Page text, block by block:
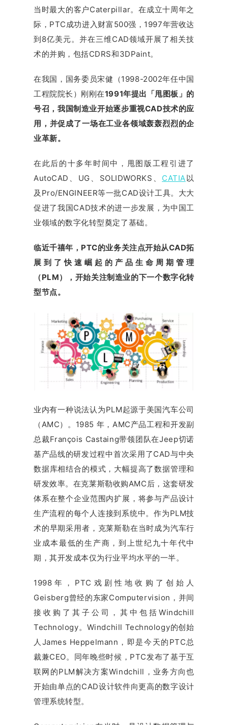
当时最大的客户Caterpillar。在成立十周年之
际，PTC成功进入财富500强，1997年营收达
到8亿美元。并在三维CAD领域开展了相关技
术的并购，包括CDRS和3DPaint。
在我国，国务委员宋健（1998-2002年任中国
工程院院长）刚刚在1991年提出「甩图板」的
号召，我国制造业开始逐步重视CAD技术的应
用，并促成了一场在工业各领域轰轰烈烈的企
业革新。
在此后的十多年时间中，甩图版工程引进了
AutoCAD、UG、SOLIDWORKS、 CATIA以
及Pro/ENGINEER等一批CAD设计工具。大大
促进了我国CAD技术的进一步发展，为中国工
业领域的数字化转型奠定了基础。
临近千禧年，PTC的业务关注点开始从CAD拓
展到了快速崛起的产品生命周期管理
（PLM），开始关注制造业的下一个数字化转
型节点。
业内有一种说法认为PLM起源于美国汽车公司
（AMC）。1985 年，AMC产品工程和开发副
总裁François Castaing带领团队在Jeep切诺
基产品线的研发过程中首次采用了CAD与中央
数据库相结合的模式，大幅提高了数据管理和
研发效率。在克莱斯勒收购AMC后，这套研发
体系在整个企业范围内扩展，将参与产品设计
生产流程的每个人连接到系统中。作为PLM技
术的早期采用者，克莱斯勒在当时成为汽车行
业成本最低的生产商，到上世纪九十年代中
期，其开发成本仅为行业平均水平的一半。
1998年，PTC戏剧性地收购了创始人
Geisberg曾经的东家Computervision，并间
接收购了其子公司，其中包括Windchill
Technology。Windchill Technology的创始
人James Heppelmann，即是今天的PTC总
裁兼CEO。同年晚些时候，PTC发布了基于互
联网的PLM解决方案Windchill，业务方向也
开始由单点的CAD设计软件向更高的数字设计
管理系统转型。